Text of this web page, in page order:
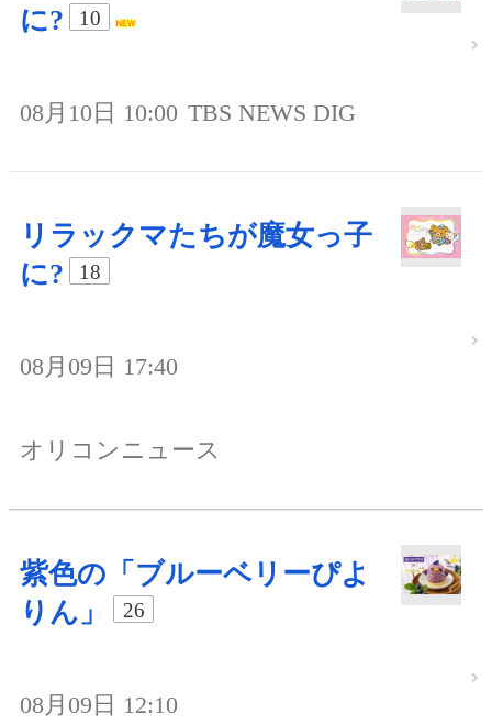
に?
10
08月10日 10:00 TBS NEWS DIG
リラックマたちが魔女っ子
に?
18
08月09日 17:40
オリコンニュース
紫色の「ブルーベリーぴよ
りん」
26
08月09日 12:10